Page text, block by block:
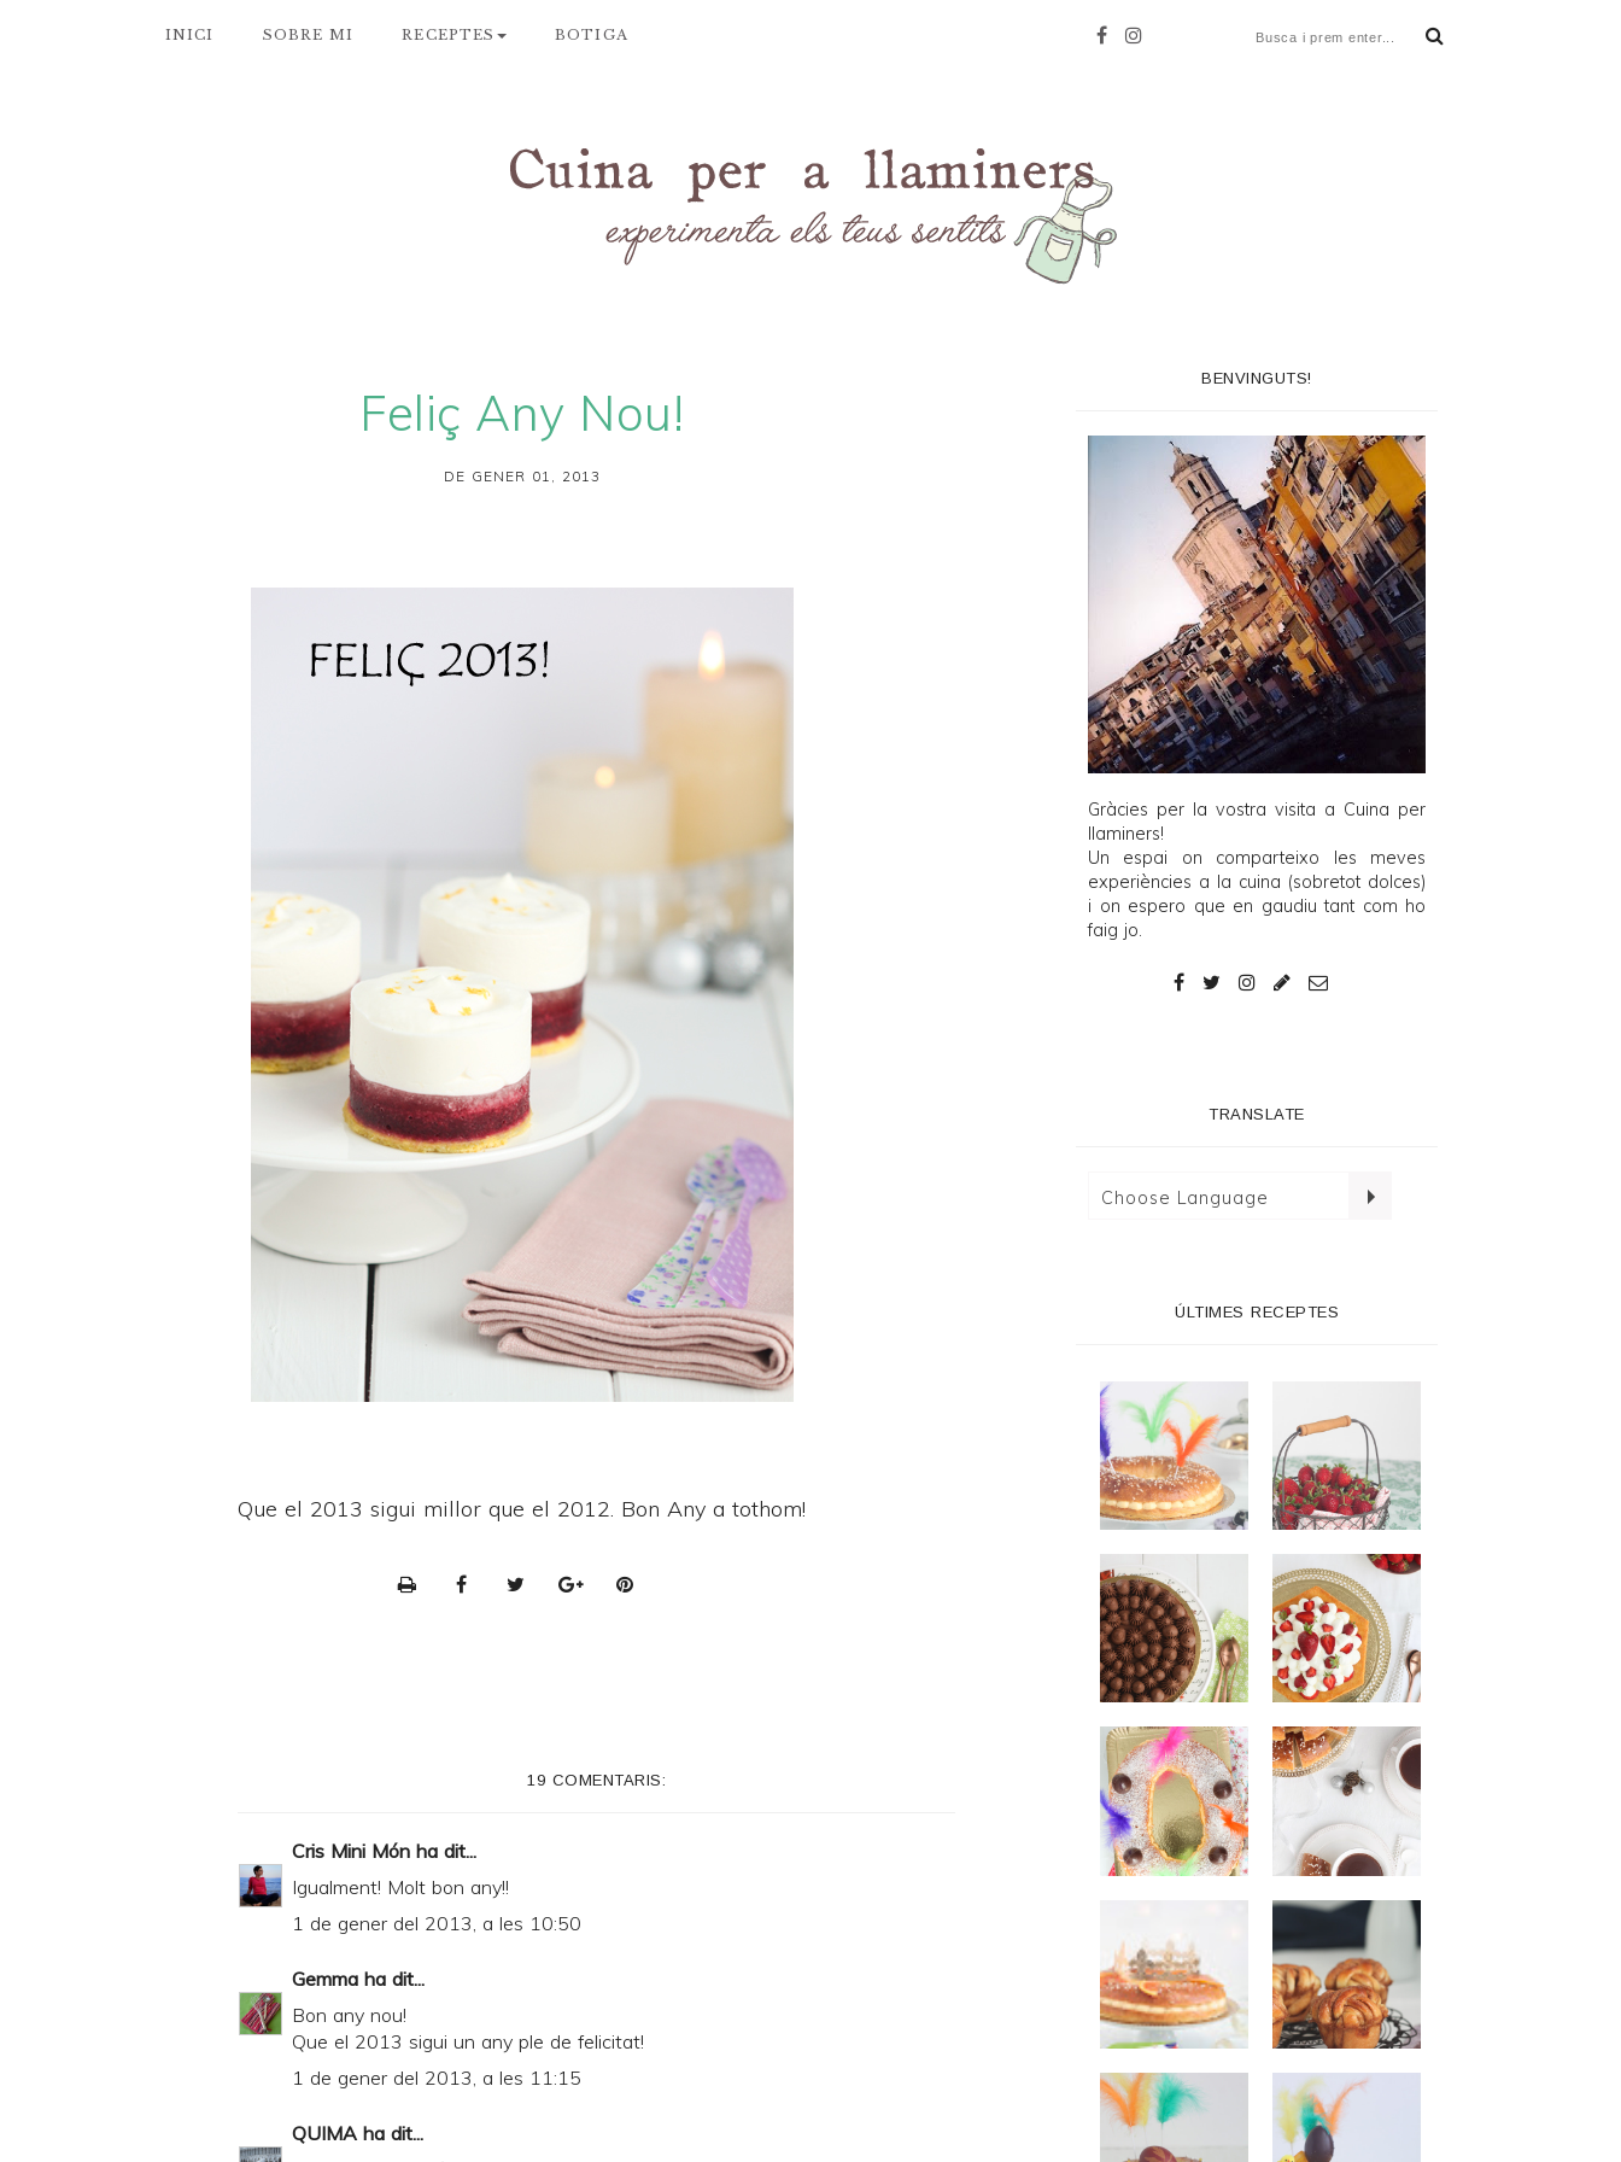
INICI SOBRE MI RECEPTES BOTIGA
Feliç Any Nou!
DE GENER 01, 2013
Que el 2013 sigui millor que el 2012. Bon Any a tothom!
l
y
19 COMENTARIS:
Cris Mini Món ha dit...
Igualment! Molt bon any!!
1 de gener del 2013, a les 10:50
Gemma ha dit...
Bon any nou!
Que el 2013 sigui un any ple de felicitat!
1 de gener del 2013, a les 11:15
QUIMA ha dit...
BENVINGUTS!
Gràcies per la vostra visita a Cuina per
llaminers!
Un espai on comparteixo les meves
experiències a la cuina (sobretot dolces)
i on espero que en gaudiu tant com ho
faig jo.
TRANSLATE
ÚLTIMES RECEPTES